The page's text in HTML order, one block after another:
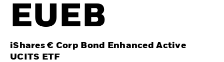
EUEB
iShares € Corp Bond Enhanced Active
UCITS ETF